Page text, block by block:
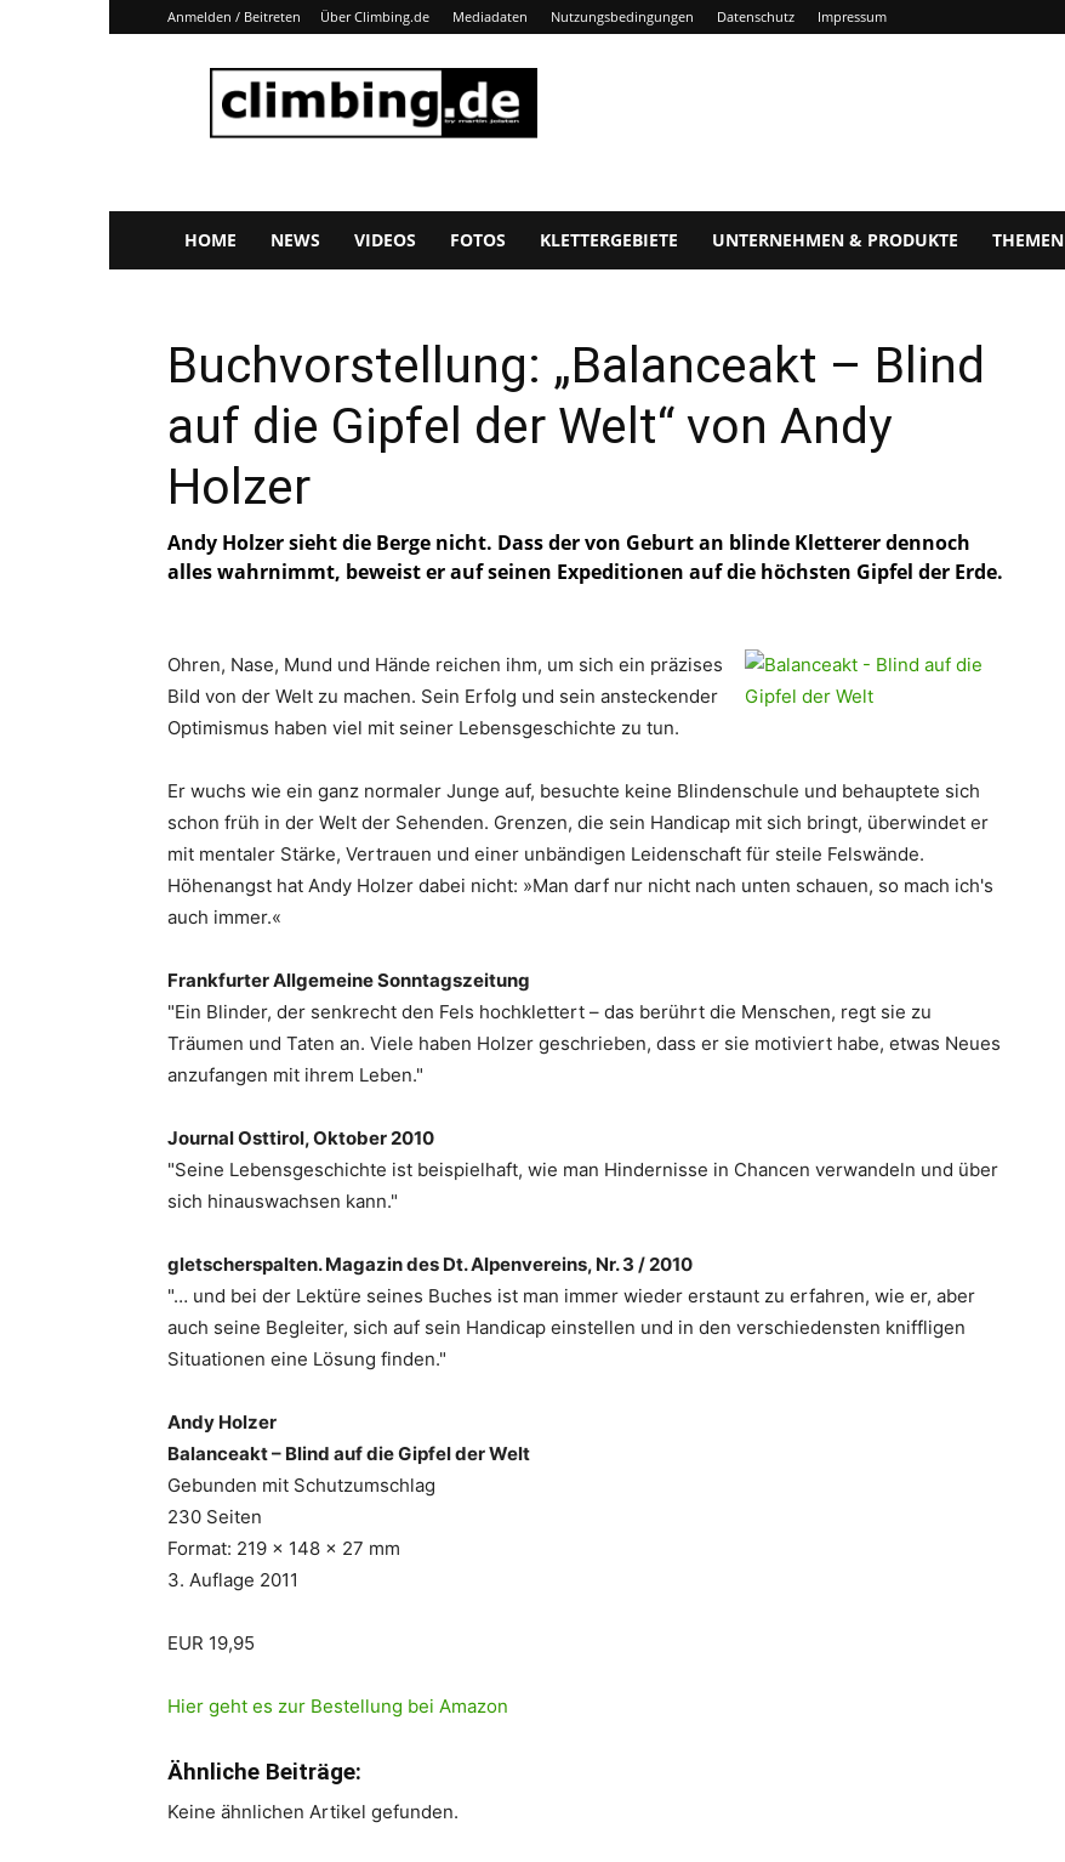
Anmelden / Beitreten Über Climbing.de Mediadaten Nutzungsbedingungen Datenschutz Impressum
Climbing.de
HOME NEWS VIDEOS FOTOS KLETTERGEBIETE UNTERNEHMEN & PRODUKTE THEMEN
Buchvorstellung: „Balanceakt – Blind
auf die Gipfel der Welt“ von Andy
Holzer
Andy Holzer sieht die Berge nicht. Dass der von Geburt an blinde Kletterer dennoch
alles wahrnimmt, beweist er auf seinen Expeditionen auf die höchsten Gipfel der Erde.
Ohren, Nase, Mund und Hände reichen ihm, um sich ein präzises
Bild von der Welt zu machen. Sein Erfolg und sein ansteckender
Optimismus haben viel mit seiner Lebensgeschichte zu tun.
Er wuchs wie ein ganz normaler Junge auf, besuchte keine Blindenschule und behauptete sich
schon früh in der Welt der Sehenden. Grenzen, die sein Handicap mit sich bringt, überwindet er
mit mentaler Stärke, Vertrauen und einer unbändigen Leidenschaft für steile Felswände.
Höhenangst hat Andy Holzer dabei nicht: »Man darf nur nicht nach unten schauen, so mach ich's
auch immer.«
Frankfurter Allgemeine Sonntagszeitung
"Ein Blinder, der senkrecht den Fels hochklettert – das berührt die Menschen, regt sie zu
Träumen und Taten an. Viele haben Holzer geschrieben, dass er sie motiviert habe, etwas Neues
anzufangen mit ihrem Leben."
Journal Osttirol, Oktober 2010
"Seine Lebensgeschichte ist beispielhaft, wie man Hindernisse in Chancen verwandeln und über
sich hinauswachsen kann."
gletscherspalten. Magazin des Dt. Alpenvereins, Nr. 3 / 2010
"… und bei der Lektüre seines Buches ist man immer wieder erstaunt zu erfahren, wie er, aber
auch seine Begleiter, sich auf sein Handicap einstellen und in den verschiedensten kniffligen
Situationen eine Lösung finden."
Andy Holzer
Balanceakt – Blind auf die Gipfel der Welt
Gebunden mit Schutzumschlag
230 Seiten
Format: 219 x 148 x 27 mm
3. Auflage 2011
EUR 19,95
Hier geht es zur Bestellung bei Amazon
Ähnliche Beiträge:
Keine ähnlichen Artikel gefunden.